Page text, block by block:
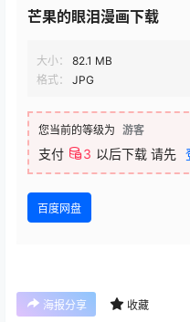
芒果的眼泪漫画下载
大小：
82.1 MB
格式：
JPG
您当前的等级为 游客
支付 3 以后下载 请先
百度网盘
海报分享 收藏